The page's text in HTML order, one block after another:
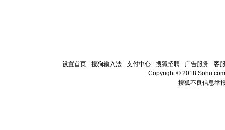
设置首页 - 搜狗输入法 - 支付中心 - 搜狐招聘 - 广告服务 - 客
Copyright © 2018
搜狐不良信息举